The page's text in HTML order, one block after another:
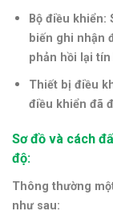
Bộ điều khiển:
biến ghi nhận
phản hồi lại
Thiết bị điều
điều khiển đã
Sơ đồ và cách
độ:
Thông thường
như sau: